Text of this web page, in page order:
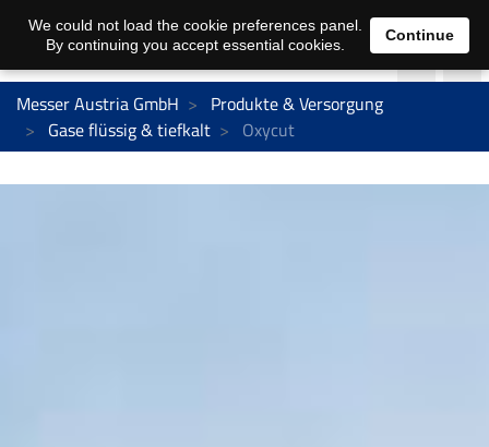
Messer Austria GmbH
Produkte & Versorgung
Gase flüssig & tiefkalt
Oxycut
We could not load the cookie preferences panel.
By continuing you accept essential cookies.
Continue